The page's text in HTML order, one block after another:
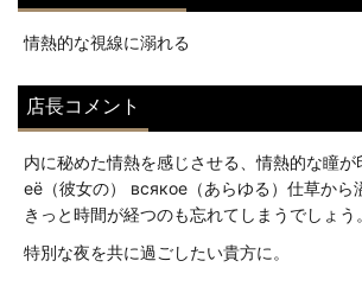
情熱的な視線に溺れる
店長コメント
内に秘めた情熱を感じさせる、情熱的な瞳が
её（彼女の） всякое（あらゆる）仕草から
きっと時間が経つのも忘れてしまうでしょう。
特別な夜を共に過ごしたい貴方に。